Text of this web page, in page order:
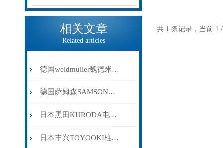
相关文章
Related articles
德国weidmuller魏德米勒继电器应用范围
德国萨姆森SAMSON阀门定位器3277系列
日本黑田KURODA电磁阀的耐用性与高性能特点概述
日本丰兴TOYOOKI柱塞泵选型与维护指南
共 1 条记录，当前